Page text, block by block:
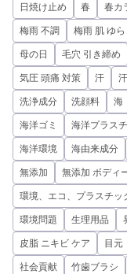
日焼け止め 春 春カ
梅雨 不調 梅雨 肌 ゆ
母の日 毛穴 引き締め
気圧 頭痛 対策 汗
洗浄成分 洗顔料 海
海洋ゴミ 海洋プラス
海洋環境 海由来成分
無添加 無添加 ボディ
環境、エコ、プラスチッ
環境問題 生理用品
皮脂 ニキビ ケア 目元
社会貢献 竹歯ブラシ